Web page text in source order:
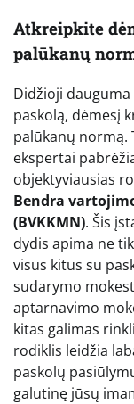
Atkreipkite
palūkanų
Didžioji
paskolą, dėmesį
palūkanų normą.
ekspertai
objektyviausias
Bendra
(BVKKMN). Šis
dydis apima ne
visus kitus su
sudarymo
aptarnavimo
kitas galimas
rodiklis leidžia
paskolų
galutinę jūsų